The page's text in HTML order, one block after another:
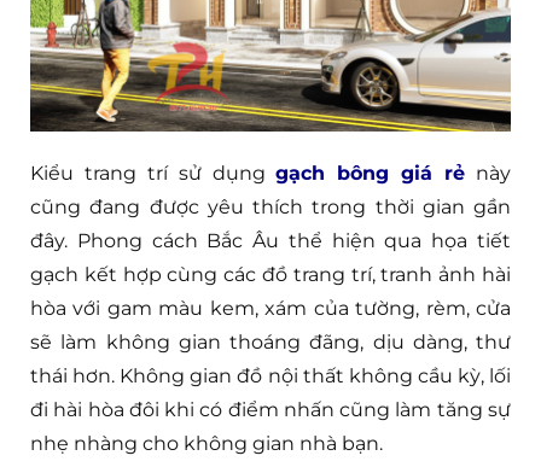
Kiểu trang trí sử dụnggạch bông giá rẻ này
cũng đang được yêu thích trong thời gian gần
đây. Phong cách Bắc Âu thể hiện qua họa tiết
gạch kết hợp cùng các đồ trang trí, tranh ảnh hài
hòa với gam màu kem, xám của tường, rèm, cửa
sẽ làm không gian thoáng đãng, dịu dàng, thư
thái hơn. Không gian đồ nội thất không cầu kỳ, lối
đi hài hòa đôi khi có điểm nhấn cũng làm tăng sự
nhẹ nhàng cho không gian nhà bạn.